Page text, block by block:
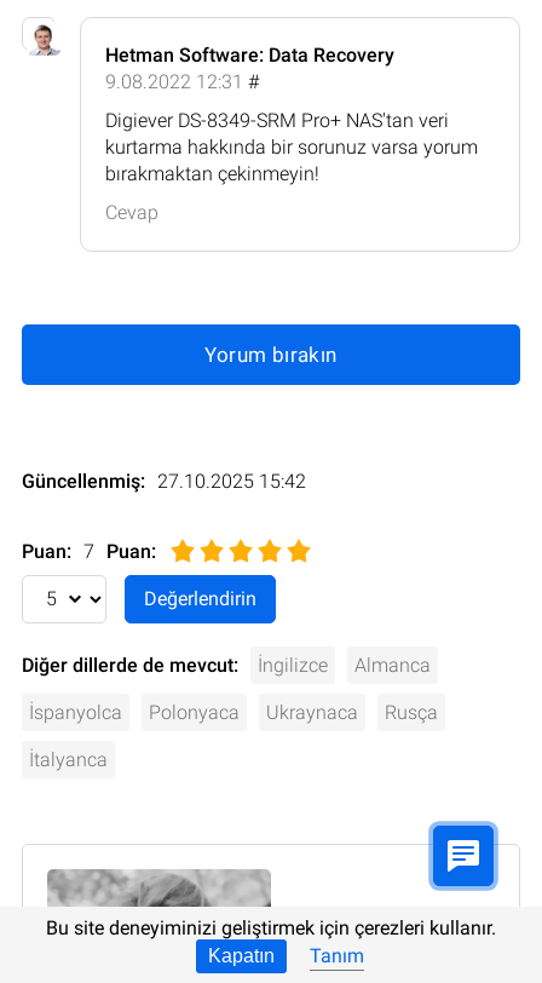
Hetman Software: Data Recovery
9.08.2022 12:31 #
Digiever DS-8349-SRM Pro+ NAS'tan veri
kurtarma hakkında bir sorunuz varsa yorum
bırakmaktan çekinmeyin!
Cevap
Yorum bırakın
Güncellenmiş: 27.10.2025 15:42
Puan: 7 Puan:
Diğer dillerde de mevcut: İngilizce Almanca
İspanyolca Polonyaca Ukraynaca Rusça
İtalyanca
Bu site deneyiminizi geliştirmek için çerezleri kullanır.
Kapatın Tanım